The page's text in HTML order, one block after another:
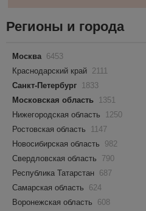
Регионы и города
Москва 6453
Краснодарский край 2111
Санкт-Петербург
1833
Московская область
1351
Нижегородская область
1250
Ростовская область
1147
Новосибирская область
982
Свердловская область
790
Республика Татарстан 687
Самарская область
624
Воронежская область
608